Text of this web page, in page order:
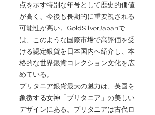
点を示す特別な年号として歴史的価値
が高く、今後も長期的に重要視される
可能性が高い。GoldSilverJapanで
は、このような国際市場で高評価を受
ける認定銀貨を日本国内へ紹介し、本
格的な世界銀貨コレクション文化を広
めている。
ブリタニア銀貨最大の魅力は、英国を
象徴する女神「ブリタニア」の美しい
デザインにある。ブリタニアは古代ロ